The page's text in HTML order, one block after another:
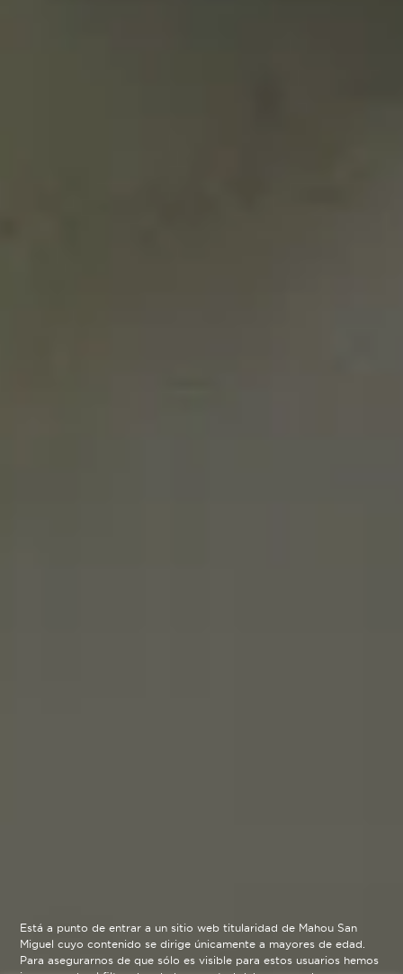
Está a punto de entrar a un sitio web titularidad de Mahou San
Miguel cuyo contenido se dirige únicamente a mayores de edad.
Para asegurarnos de que sólo es visible para estos usuarios hemos